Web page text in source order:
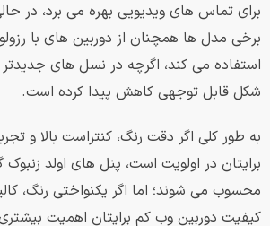
برای تماس های ویدیویی بهره می برد، در
برخی مدل ها همچنان از دوربین های با
استفاده می کند، اگرچه در نسل های جدیدتر
شکل قابل توجهی کاهش پیدا کرده است.
به طور کلی اگر دقت رنگ، کنتراست بالا و
برایتان در اولویت است، پنل های اولد زنبوک
محسوب می شوند؛ اما اگر یکنواختی رنگ،
کیفیت دوربین وب کم برایتان اهمیت